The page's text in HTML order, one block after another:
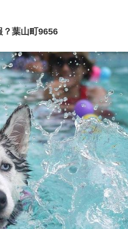
？葉山町9656